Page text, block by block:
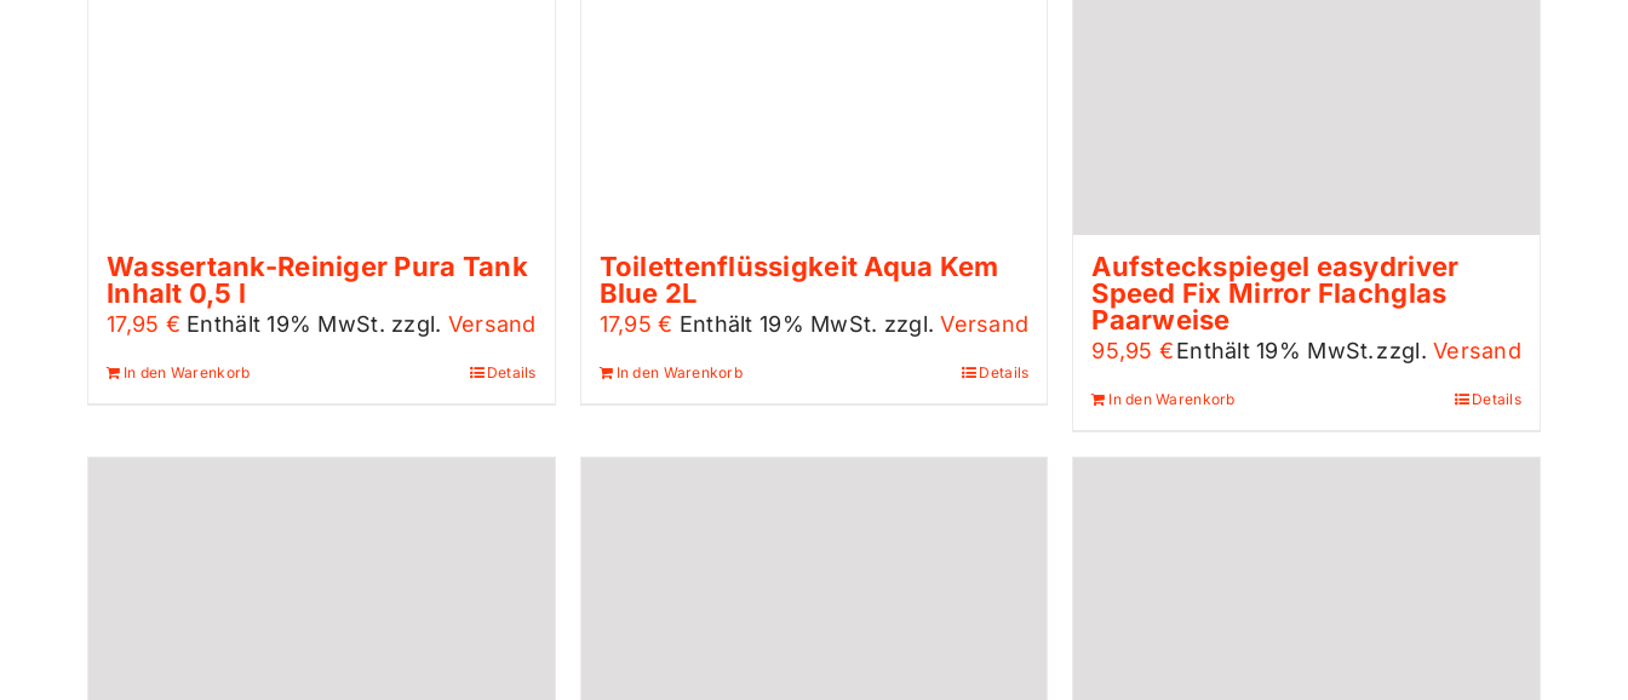
Wassertank-Reiniger Pura Tank
Inhalt 0,5 l
17,95 € Enthält 19% MwSt. zzgl. Versand
In den Warenkorb Details
Toilettenflüssigkeit Aqua Kem
Blue 2L
17,95€ Enthält 19% MwSt. zzgl.Versand
In den Warenkorb Details
Aufsteckspiegel easydriver
Speed Fix Mirror Flachglas
Paarweise
95,95 €Enthält 19% MwSt.zzgl.Versand
In den Warenkorb Details